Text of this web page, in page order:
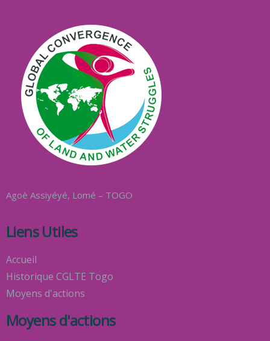
Agoè Assiyéyé, Lomé – TOGO
Liens Utiles
Accueil
Historique CGLTE Togo
Moyens d'actions
Moyens d'actions